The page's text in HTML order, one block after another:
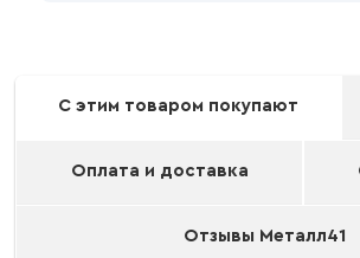
С этим товаром покупают
Оплата и доставка
Отзывы Металл41